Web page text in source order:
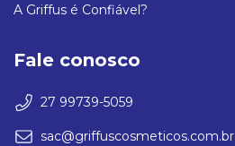
A Griffus é Confiável?
Fale conosco
27 99739-5059
sac@griffuscosmeticos.com.br